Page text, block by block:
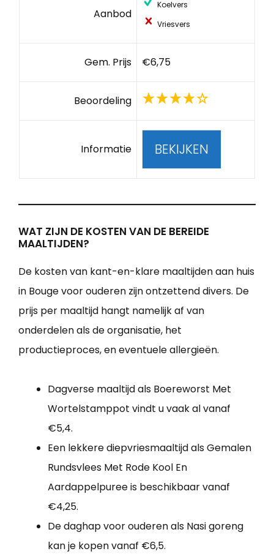
Aanbod
Koelvers
Vriesvers
Gem. Prijs €6,75
Beoordeling
Informatie BEKIJKEN
WAT ZIJN DE KOSTEN VAN DE BEREIDE
MAALTIJDEN?
De kosten van kant-en-klare maaltijden aan huis
in Bouge voor ouderen zijn ontzettend divers. De
prijs per maaltijd hangt namelijk af van
onderdelen als de organisatie, het
productieproces, en eventuele allergieën.
Dagverse maaltijd als Boereworst Met
Wortelstamppot vindt u vaak al vanaf
€5,4.
Een lekkere diepvriesmaaltijd als Gemalen
Rundsvlees Met Rode Kool En
Aardappelpuree is beschikbaar vanaf
€4,25.
De daghap voor ouderen als Nasi goreng
kan je kopen vanaf €6,5.